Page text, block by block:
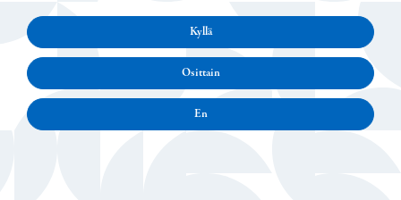
Kyllä
Osittain
En